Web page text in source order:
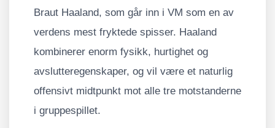
Braut Haaland, som går inn i VM som en av
verdens mest fryktede spisser. Haaland
kombinerer enorm fysikk, hurtighet og
avslutteregenskaper, og vil være et naturlig
offensivt midtpunkt mot alle tre motstanderne
i gruppespillet.